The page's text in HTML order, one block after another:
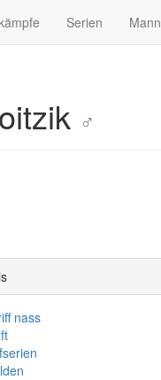
Serien
♂
nass